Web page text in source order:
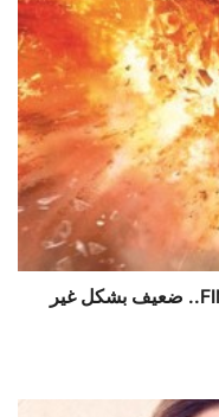
FINAL DESTINATION BLOODLINES.. ضعيف بشكل غير